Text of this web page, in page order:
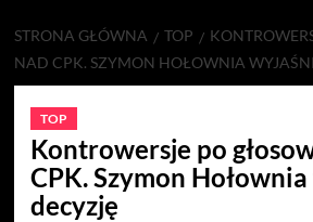
STRONA GŁÓWNA TOP
NAD CPK. SZYMON HOŁOWNIA
TOP
Kontrowersje po
CPK. Szymon
decyzję